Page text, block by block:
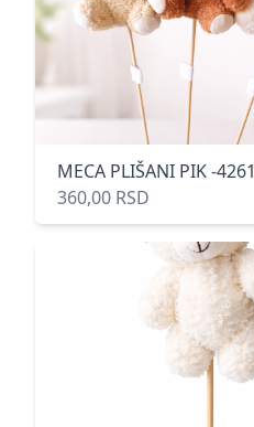
MECA PLIŠANI PIK -4261
360,00 RSD